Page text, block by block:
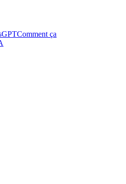
GPTComment ça